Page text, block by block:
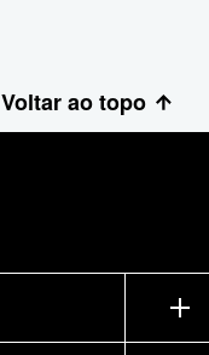
Voltar ao topo